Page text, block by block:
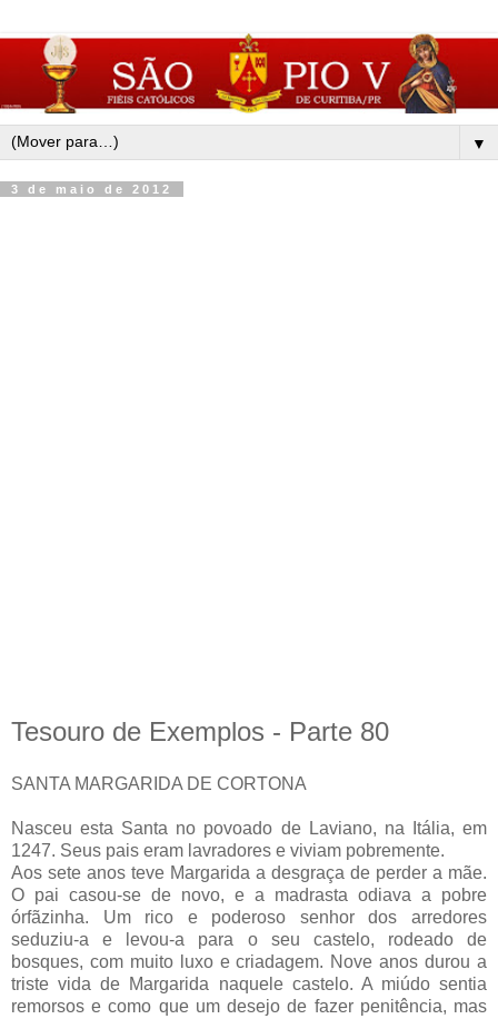
▼
3 de maio de 2012
Tesouro de Exemplos - Parte 80
SANTA MARGARIDA DE CORTONA
Nasceu esta Santa no povoado de Laviano, na Itália, em
1247. Seus pais eram lavradores e viviam pobremente.
Aos sete anos teve Margarida a desgraça de perder a mãe.
O pai casou-se de novo, e a madrasta odiava a pobre
órfãzinha. Um rico e poderoso senhor dos arredores
seduziu-a e levou-a para o seu castelo, rodeado de
bosques, com muito luxo e criadagem. Nove anos durou a
triste vida de Margarida naquele castelo. A miúdo sentia
remorsos e como que um desejo de fazer penitência, mas